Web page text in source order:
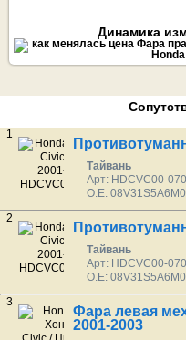
Динамика
1
Тайвань
Арт: HDCVC00-
O.E:
2
Тайвань
Арт: HDCVC00-
O.E:
3
Фара левая
2001-2003